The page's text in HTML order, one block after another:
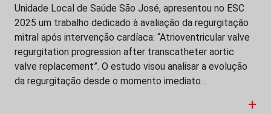
Unidade Local de Saúde São José, apresentou no ESC
2025 um trabalho dedicado à avaliação da regurgitação
mitral após intervenção cardíaca: “Atrioventricular valve
regurgitation progression after transcatheter aortic
valve replacement”. O estudo visou analisar a evolução
da regurgitação desde o momento imediato…
+